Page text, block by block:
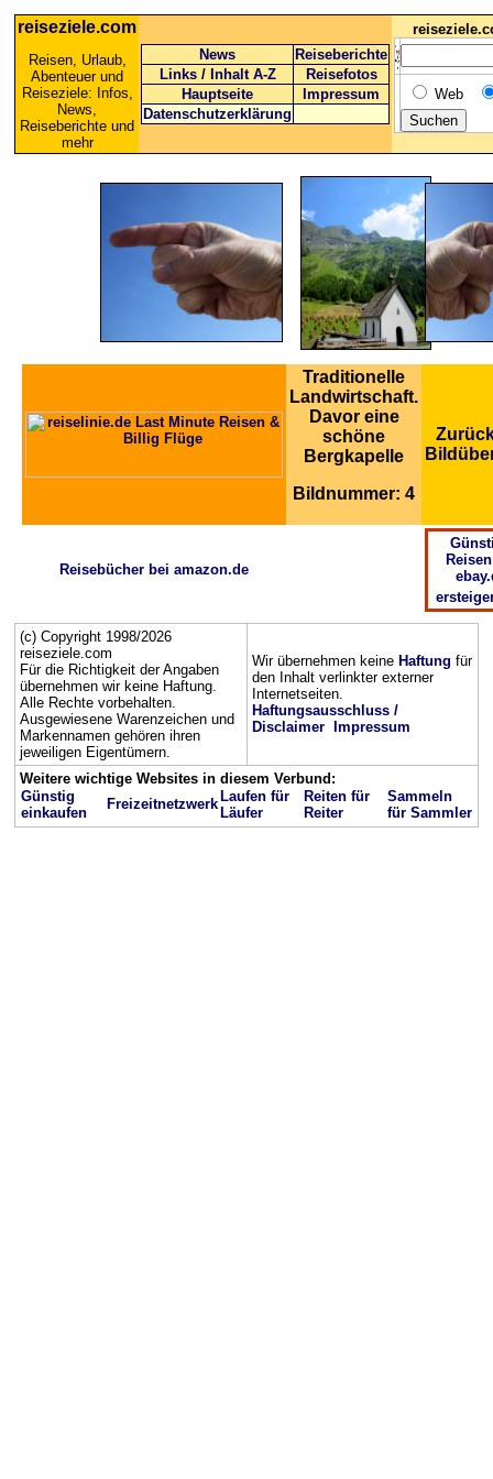
reiseziele.com
Reisen, Urlaub,
Abenteuer und
Reiseziele: Infos,
News,
Reiseberichte und
mehr
News
Reiseberichte
Links / Inhalt A-Z
Reisefotos
Hauptseite
Impressum
Datenschutzerklärung
Web
Traditionelle
Landwirtschaft.
Davor eine
schöne
Bergkapelle
Bildnummer: 4
Reisebücher bei amazon.de
(c) Copyright 1998/2026
reiseziele.com
Für die Richtigkeit der Angaben
übernehmen wir keine Haftung.
Alle Rechte vorbehalten.
Ausgewiesene Warenzeichen und
Markennamen gehören ihren
jeweiligen Eigentümern.
Wir übernehmen keine Haftung für
den Inhalt verlinkter externer
Internetseiten.
Haftungsausschluss /
Disclaimer
Impressum
Weitere wichtige Websites in diesem Verbund:
Günstig
einkaufen
Freizeitnetzwerk Laufen für
Läufer
Reiten für
Reiter
Sammeln
für Sammler